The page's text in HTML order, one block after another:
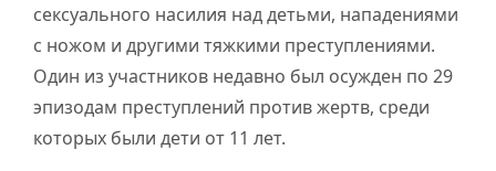
сексуального насилия над детьми, нападениями
с ножом и другими тяжкими преступлениями.
Один из участников недавно был осужден по 29
эпизодам преступлений против жертв, среди
которых были дети от 11 лет.